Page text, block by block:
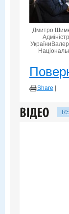
Дмитро
Share